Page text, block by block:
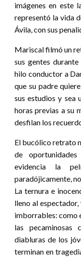
imágenes en este
representó la vida
Ávila, con sus
Mariscal filmó un
sus gentes
hilo conductor a
que su padre
sus estudios y sea
horas previas a su
desfilan los
El bucólico retrato
de
evidencia la
paradójicamente,
La ternura e
lleno al
imborrables: como
las pecaminosas
diabluras de los
terminan en